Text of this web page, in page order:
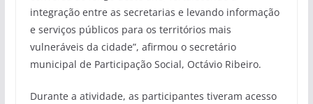
integração entre as secretarias e levando informação
e serviços públicos para os territórios mais
vulneráveis da cidade”, afirmou o secretário
municipal de Participação Social, Octávio Ribeiro.
Durante a atividade, as participantes tiveram acesso